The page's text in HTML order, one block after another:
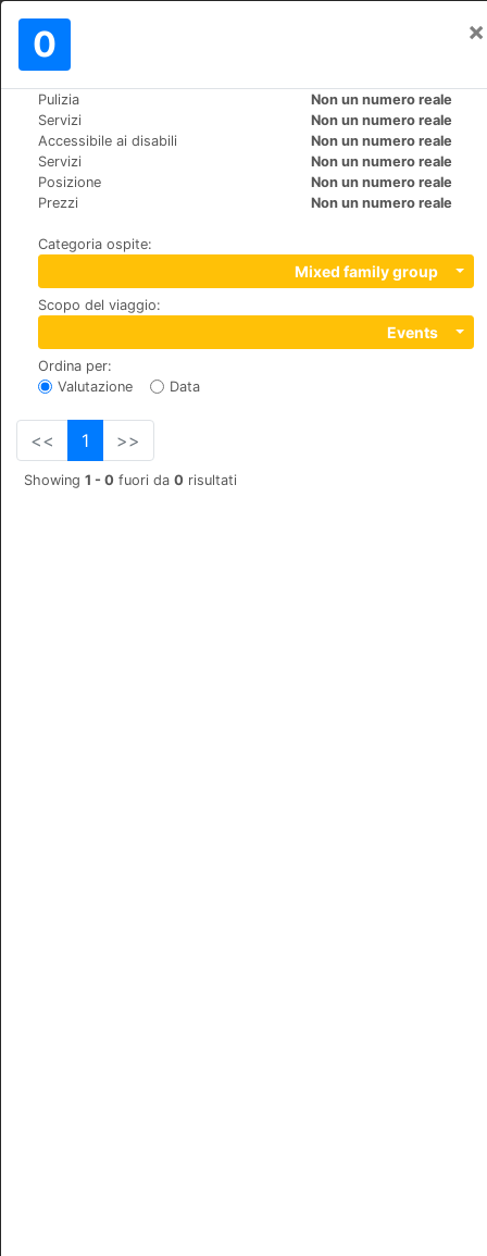
0 ×
Pulizia
Non un numero reale
Servizi
Non un numero reale
Accessibile ai disabili
Non un numero reale
Servizi
Non un numero reale
Posizione
Non un numero reale
Prezzi
Non un numero reale
Categoria ospite:
Mixed family group
Scopo del viaggio:
Events
Ordina per:
Valutazione
Data
<< 1 >>
Showing 1 - 0 fuori da 0 risultati
Mondo>
Mon Port Hotel & Spa
+34 971 238623
c/Cala d'Egos, Finca La Noria, 07157